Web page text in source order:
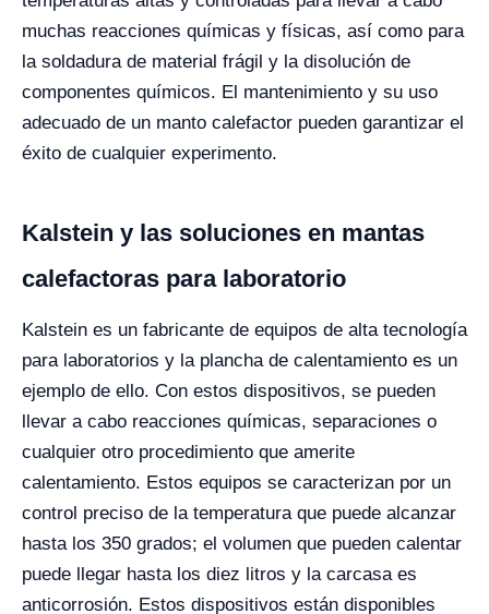
muchas reacciones químicas y físicas, así como para
la soldadura de material frágil y la disolución de
componentes químicos. El mantenimiento y su uso
adecuado de un manto calefactor pueden garantizar el
éxito de cualquier experimento.
Kalstein y las soluciones en mantas
calefactoras para laboratorio
Kalstein es un fabricante de equipos de alta tecnología
para laboratorios y la plancha de calentamiento es un
ejemplo de ello. Con estos dispositivos, se pueden
llevar a cabo reacciones químicas, separaciones o
cualquier otro procedimiento que amerite
calentamiento. Estos equipos se caracterizan por un
control preciso de la temperatura que puede alcanzar
hasta los 350 grados; el volumen que pueden calentar
puede llegar hasta los diez litros y la carcasa es
anticorrosión. Estos dispositivos están disponibles